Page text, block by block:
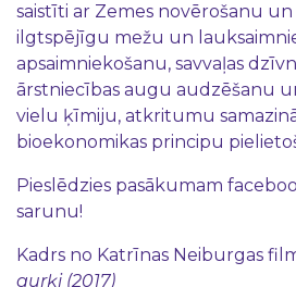
saistīti ar Zemes novērošanu
ilgtspējīgu mežu un
apsaimniekošanu, savvaļas
ārstniecības augu audzēšanu
vielu ķīmiju, atkritumu
bioekonomikas principu
Pieslēdzies pasākumam
sarunu!
Kadrs no Katrīnas Neiburgas
gurķi (2017)